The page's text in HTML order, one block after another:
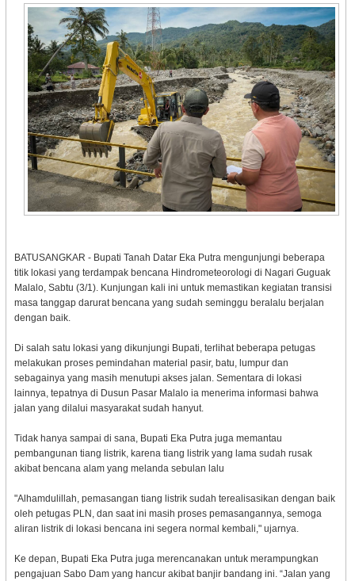
BATUSANGKAR - Bupati Tanah Datar Eka Putra mengunjungi beberapa
titik lokasi yang terdampak bencana Hindrometeorologi di Nagari Guguak
Malalo, Sabtu (3/1). Kunjungan kali ini untuk memastikan kegiatan transisi
masa tanggap darurat bencana yang sudah seminggu beralalu berjalan
dengan baik.
Di salah satu lokasi yang dikunjungi Bupati, terlihat beberapa petugas
melakukan proses pemindahan material pasir, batu, lumpur dan
sebagainya yang masih menutupi akses jalan. Sementara di lokasi
lainnya, tepatnya di Dusun Pasar Malalo ia menerima informasi bahwa
jalan yang dilalui masyarakat sudah hanyut.
Tidak hanya sampai di sana, Bupati Eka Putra juga memantau
pembangunan tiang listrik, karena tiang listrik yang lama sudah rusak
akibat bencana alam yang melanda sebulan lalu
"Alhamdulillah, pemasangan tiang listrik sudah terealisasikan dengan baik
oleh petugas PLN, dan saat ini masih proses pemasangannya, semoga
aliran listrik di lokasi bencana ini segera normal kembali," ujarnya.
Ke depan, Bupati Eka Putra juga merencanakan untuk merampungkan
pengajuan Sabo Dam yang hancur akibat banjir bandang ini. “Jalan yang